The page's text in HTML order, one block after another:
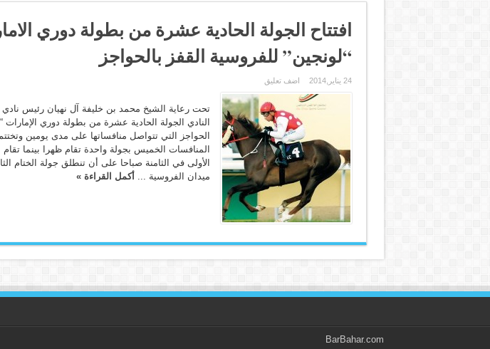
افتتاح الجولة الحادية عشرة من بطولة دوري
“لونجين” للفروسية القفز بالحواجز
24 يناير,2014 اضف تعليق
تحت رعاية الشيخ محمد بن خليفة آل نهيان رئيس نادي
النادي الجولة الحادية عشرة من بطولة دوري الإمارات
الحواجز التي تتواصل منافساتها على مدى يومين
المنافسات الخميس بجولة واحدة تقام ظهرا بينما تقام
الأولى في الثامنة صباحا على أن تنطلق جولة الختام
ميدان الفروسية ... أكمل القراءة »
BarBahar.com